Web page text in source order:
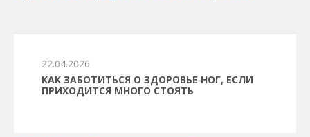
22.04.2026
КАК ЗАБОТИТЬСЯ О ЗДОРОВЬЕ НОГ, ЕСЛИ
ПРИХОДИТСЯ МНОГО СТОЯТЬ